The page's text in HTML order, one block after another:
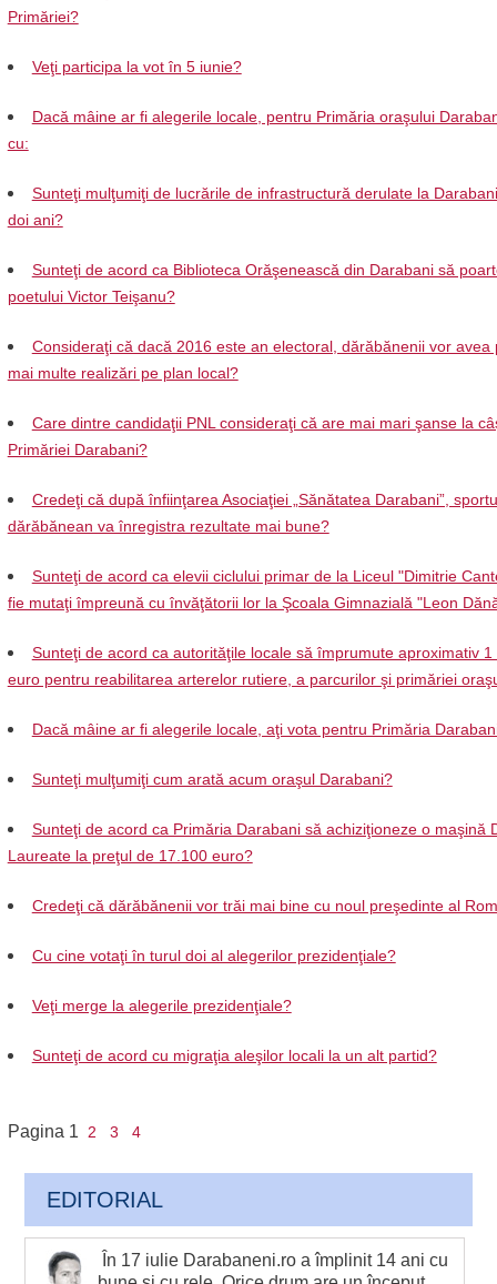
Primăriei?
Veţi participa la vot în 5 iunie?
Dacă mâine ar fi alegerile locale, pentru Primăria oraşului
cu:
Sunteţi mulţumiţi de lucrările de infrastructură derulate la
doi ani?
Sunteţi de acord ca Biblioteca Orăşenească din Darabani să
poetului Victor Teişanu?
Consideraţi că dacă 2016 este an electoral, dărăbănenii vor avea
mai multe realizări pe plan local?
Care dintre candidaţii PNL consideraţi că are mai mari şanse la
Primăriei Darabani?
Credeţi că după înfiinţarea Asociaţiei „Sănătatea Darabani”,
dărăbănean va înregistra rezultate mai bune?
Sunteţi de acord ca elevii ciclului primar de la Liceul "Dimitrie
fie mutaţi împreună cu învăţătorii lor la Şcoala Gimnazială "Leon
Sunteţi de acord ca autorităţile locale să împrumute aproximativ 1
euro pentru reabilitarea arterelor rutiere, a parcurilor şi primăriei
Dacă mâine ar fi alegerile locale, aţi vota pentru Primăria
Sunteţi mulţumiţi cum arată acum oraşul Darabani?
Sunteţi de acord ca Primăria Darabani să achiziţioneze o maşină
Laureate la preţul de 17.100 euro?
Credeţi că dărăbănenii vor trăi mai bine cu noul preşedinte al
Cu cine votaţi în turul doi al alegerilor prezidenţiale?
Veţi merge la alegerile prezidenţiale?
Sunteţi de acord cu migraţia aleşilor locali la un alt partid?
Pagina 1 2 3 4
EDITORIAL
În 17 iulie Darabaneni.ro a împlinit 14 ani cu